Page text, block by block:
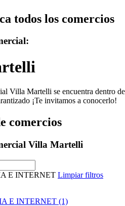
todos los comercios
Villa Martelli se encuentra dentro
¡Te invitamos a conocerlo!
comercios
Villa Martelli
E INTERNET Limpiar filtros
E INTERNET (1)